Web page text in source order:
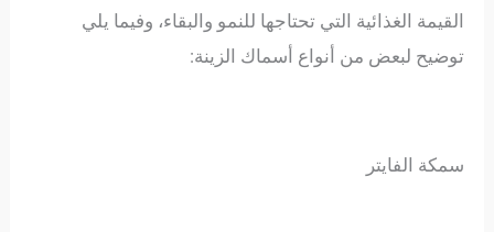
القيمة الغذائية التي تحتاجها للنمو والبقاء، وفيما يلي
توضيح لبعض من أنواع أسماك الزينة:
سمكة الفايتر